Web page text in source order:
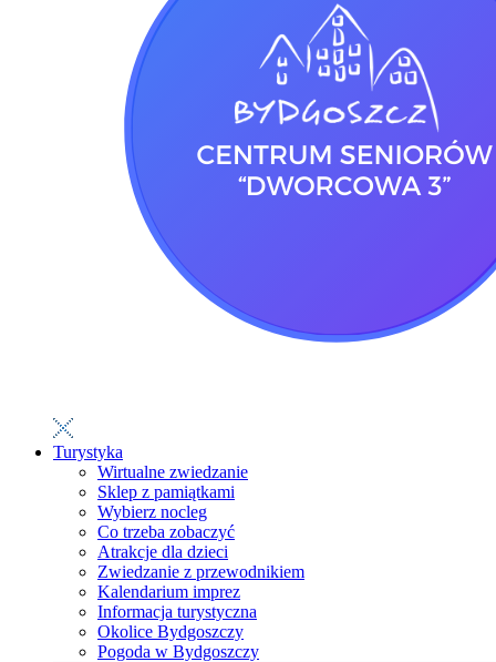
Turystyka
Wirtualne zwiedzanie
Sklep z pamiątkami
Wybierz nocleg
Co trzeba zobaczyć
Atrakcje dla dzieci
Zwiedzanie z przewodnikiem
Kalendarium imprez
Informacja turystyczna
Okolice Bydgoszczy
Pogoda w Bydgoszczy